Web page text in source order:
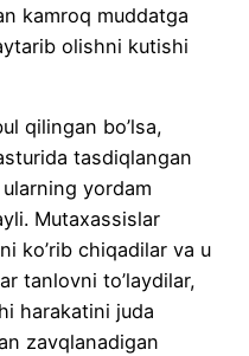
kamroq muddatga
olishni kutishi
qilingan bo’lsa,
tasdiqlangan
yordam
Mutaxassislar
ko’rib chiqadilar va u
tanlovni to’laydilar,
harakatini juda
zavqlanadigan